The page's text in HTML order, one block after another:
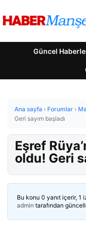
Güncel
Ana sayfa › Forumlar ›
Geri sayım başladı
Eşref
oldu! Geri
Bu konu 0 yanıt içerir, 1
admin tarafından